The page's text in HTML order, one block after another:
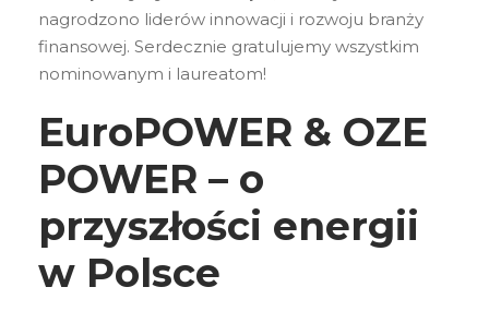
nagrodzono liderów innowacji i rozwoju branży
finansowej. Serdecznie gratulujemy wszystkim
nominowanym i laureatom!
EuroPOWER & OZE
POWER – o
przyszłości energii
w Polsce